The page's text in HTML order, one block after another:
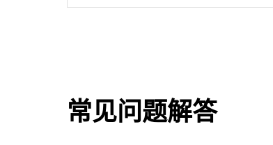
常见问题解答